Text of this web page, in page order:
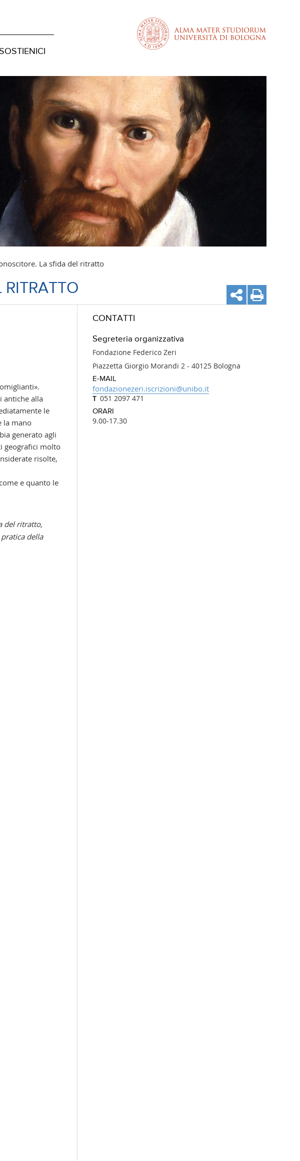
La sfida del ritratto
RITRATTO
antiche alla
le
la mano
generato agli
geografici molto
risolte,
e quanto le
del ritratto,
della
CONTATTI
Segreteria organizzativa
Fondazione Federico Zeri
Piazzetta Giorgio Morandi 2 - 40125 Bologna
E-MAIL
fondazionezeri.iscrizioni@unibo.it
051 2097 471
ORARI
9.00-17.30